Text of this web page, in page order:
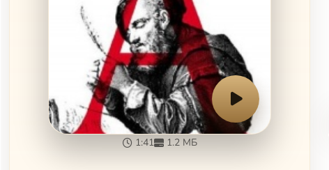
1:41 1.2 МБ